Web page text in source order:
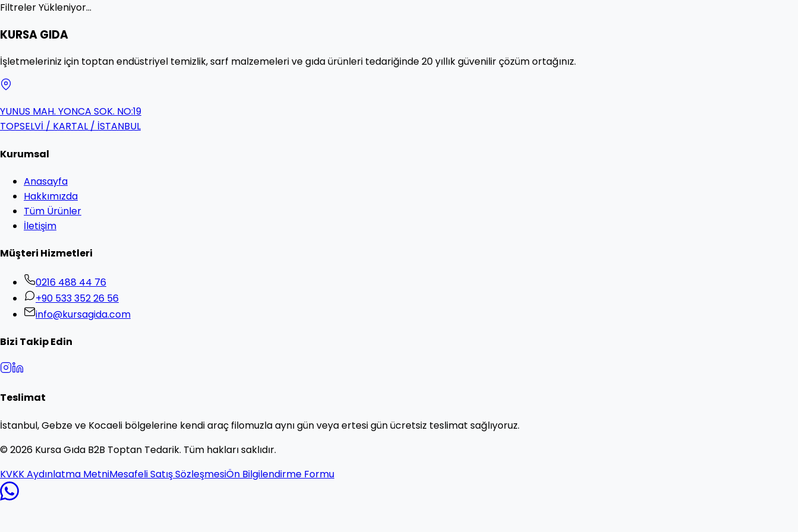
Filtreler Yükleniyor...
KURSA GIDA
İşletmeleriniz için toptan endüstriyel temizlik, sarf malzemeleri ve gıda ürünleri tedariğinde 20 yıllık güvenilir çözüm ortağınız.
YUNUS MAH. YONCA SOK. NO:19
TOPSELVİ / KARTAL / İSTANBUL
Kurumsal
Anasayfa
Hakkımızda
Tüm Ürünler
İletişim
Müşteri Hizmetleri
0216 488 44 76
+90 533 352 26 56
info@kursagida.com
Bizi Takip Edin
Teslimat
İstanbul, Gebze ve Kocaeli bölgelerine kendi araç filomuzla aynı gün veya ertesi gün ücretsiz teslimat sağlıyoruz.
©2026 Kursa Gıda B2B Toptan Tedarik. Tüm hakları saklıdır.
KVKK Aydınlatma MetniMesafeli Satış SözleşmesiÖn Bilgilendirme Formu